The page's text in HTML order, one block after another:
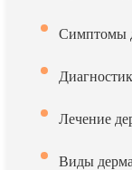
Симптомы
Лечение
Виды